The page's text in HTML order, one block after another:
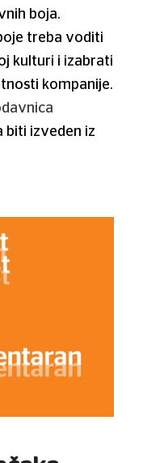
boja.
treba voditi
kulturi i izabrati
kompanije.
biti izveden iz